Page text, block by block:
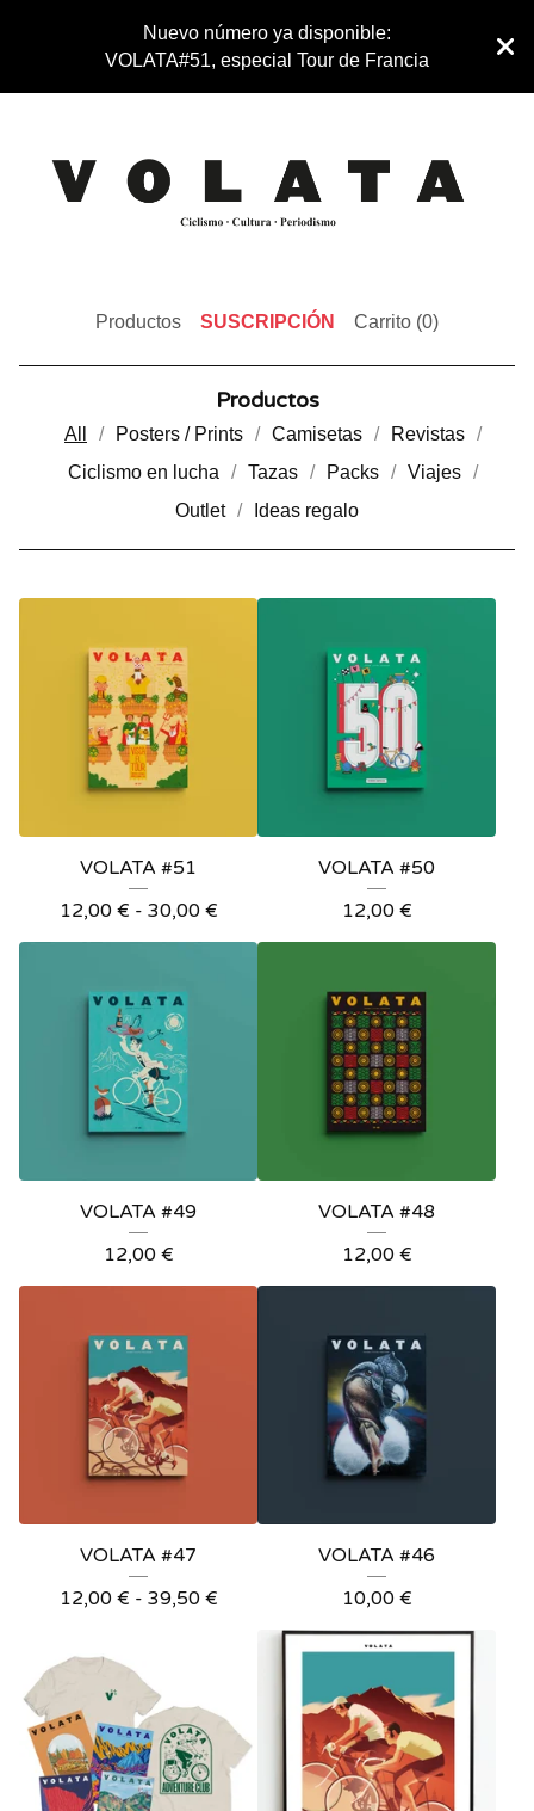
Nuevo número ya disponible:
VOLATA#51, especial Tour de Francia
Productos SUSCRIPCIÓN Carrito (0)
Productos
All Posters / Prints Camisetas
Revistas
Ciclismo en lucha
Tazas Packs
Viajes
Outlet
Ideas regalo
VOLATA #51
12,00 € - 30,00 €
VOLATA #50
12,00 €
VOLATA #49
12,00 €
VOLATA #48
12,00 €
VOLATA #47
12,00 € - 39,50 €
VOLATA #46
10,00 €